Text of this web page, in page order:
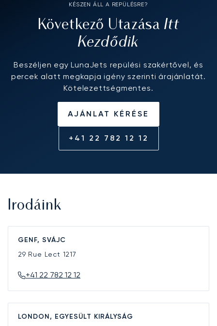
KÉSZEN ÁLL A REPÜLÉSRE?
Következő Utazása Itt
Kezdődik
Beszéljen egy LunaJets repülési szakértővel, és
percek alatt megkapja igény szerinti árajánlatát.
Kötelezettségmentes.
AJÁNLAT KÉRÉSE
+41 22 782 12 12
Irodáink
GENF, SVÁJC
29 Rue Lect 1217
+41 22 782 12 12
LONDON, EGYESÜLT KIRÁLYSÁG